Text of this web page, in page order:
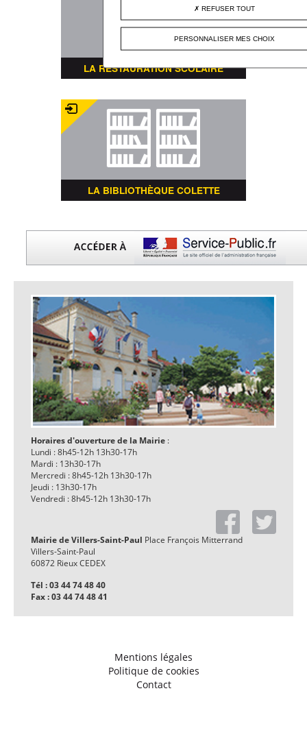
LA RESTAURATION SCOLAIRE
LA BIBLIOTHÈQUE COLETTE
Horaires d'ouverture de la Mairie :
Lundi : 8h45-12h 13h30-17h
Mardi : 13h30-17h
Mercredi : 8h45-12h 13h30-17h
Jeudi : 13h30-17h
Vendredi : 8h45-12h 13h30-17h
Mairie de Villers-Saint-Paul Place François Mitterrand
Villers-Saint-Paul
60872 Rieux CEDEX
Tél : 03 44 74 48 40
Fax : 03 44 74 48 41
Mentions légales
Politique de cookies
Contact
REFUSER TOUT
PERSONNALISER MES CHOIX